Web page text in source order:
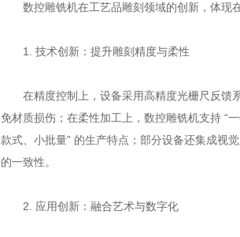
数控雕铣机在工艺品雕刻领域的创新，体现在
1. 技术创新：提升雕刻精度与柔性
在精度控制上，设备采用高精度光栅尺反馈系
免材质损伤；在柔性加工上，数控雕铣机支持 “
款式、小批量” 的生产特点；部分设备还集成视
的一致性。
2. 应用创新：融合艺术与数字化